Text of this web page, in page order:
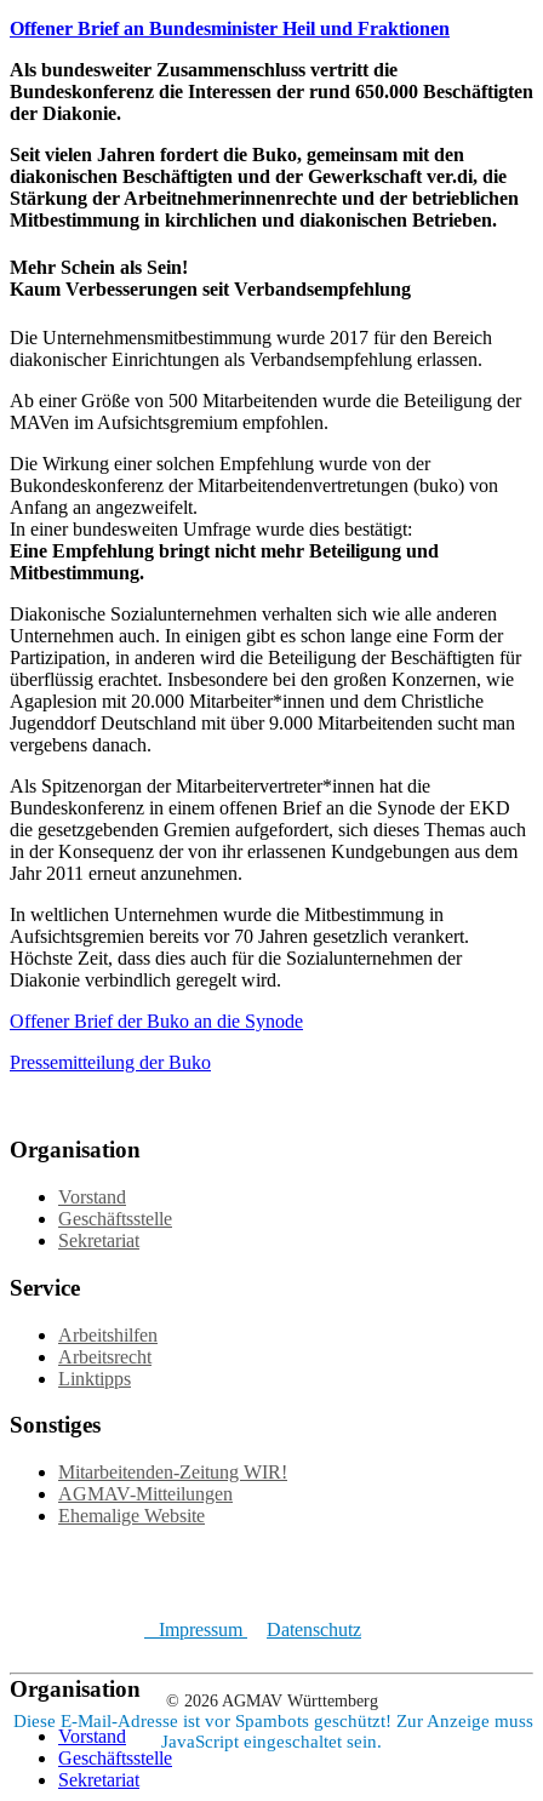
Offener Brief an Bundesminister Heil und Fraktionen
Als bundesweiter Zusammenschluss vertritt die
Bundeskonferenz die Interessen der rund 650.000 Beschäftigten
der Diakonie.
Seit vielen Jahren fordert die Buko, gemeinsam mit den
diakonischen Beschäftigten und der Gewerkschaft ver.di, die
Stärkung der Arbeitnehmerinnenrechte und der betrieblichen
Mitbestimmung in kirchlichen und diakonischen Betrieben.
Mehr Schein als Sein!
Kaum Verbesserungen seit Verbandsempfehlung
Die Unternehmensmitbestimmung wurde 2017 für den Bereich
diakonischer Einrichtungen als Verbandsempfehlung erlassen.
Ab einer Größe von 500 Mitarbeitenden wurde die Beteiligung der
MAVen im Aufsichtsgremium empfohlen.
Die Wirkung einer solchen Empfehlung wurde von der
Bukondeskonferenz der Mitarbeitendenvertretungen (buko) von
Anfang an angezweifelt.
In einer bundesweiten Umfrage wurde dies bestätigt:
Eine Empfehlung bringt nicht mehr Beteiligung und
Mitbestimmung.
Diakonische Sozialunternehmen verhalten sich wie alle anderen
Unternehmen auch. In einigen gibt es schon lange eine Form der
Partizipation, in anderen wird die Beteiligung der Beschäftigten für
überflüssig erachtet. Insbesondere bei den großen Konzernen, wie
Agaplesion mit 20.000 Mitarbeiter*innen und dem Christliche
Jugenddorf Deutschland mit über 9.000 Mitarbeitenden sucht man
vergebens danach.
Als Spitzenorgan der Mitarbeitervertreter*innen hat die
Bundeskonferenz in einem offenen Brief an die Synode der EKD
die gesetzgebenden Gremien aufgefordert, sich dieses Themas auch
in der Konsequenz der von ihr erlassenen Kundgebungen aus dem
Jahr 2011 erneut anzunehmen.
In weltlichen Unternehmen wurde die Mitbestimmung in
Aufsichtsgremien bereits vor 70 Jahren gesetzlich verankert.
Höchste Zeit, dass dies auch für die Sozialunternehmen der
Diakonie verbindlich geregelt wird.
Offener Brief der Buko an die Synode
Pressemitteilung der Buko
Organisation
Vorstand
Geschäftsstelle
Sekretariat
Service
Arbeitshilfen
Arbeitsrecht
Linktipps
Sonstiges
Mitarbeitenden-Zeitung WIR!
AGMAV-Mitteilungen
Ehemalige Website
Impressum Datenschutz
© 2026 AGMAV Württemberg
Diese E-Mail-Adresse ist vor Spambots geschützt! Zur Anzeige muss
JavaScript eingeschaltet sein.
Organisation
Vorstand
Geschäftsstelle
Sekretariat